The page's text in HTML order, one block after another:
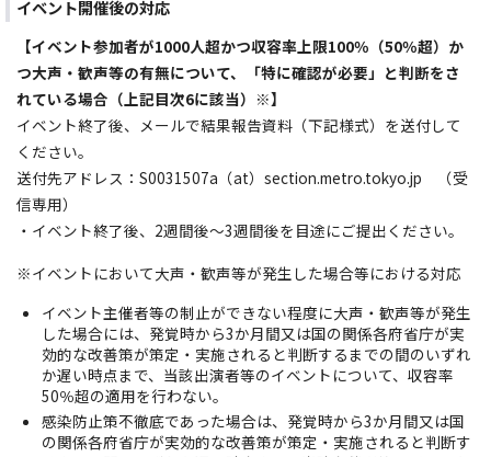
イベント開催後の対応
【イベント参加者が1000人超かつ収容率上限100％（50％超）か
つ大声・歓声等の有無について、「特に確認が必要」と判断をさ
れている場合（上記目次6に該当）※】
イベント終了後、メールで結果報告資料（下記様式）を送付して
ください。
送付先アドレス：S0031507a（at）section.metro.tokyo.jp （受
信専用）
・イベント終了後、2週間後～3週間後を目途にご提出ください。
※イベントにおいて大声・歓声等が発生した場合等における対応
イベント主催者等の制止ができない程度に大声・歓声等が発生
した場合には、発覚時から3か月間又は国の関係各府省庁が実
効的な改善策が策定・実施されると判断するまでの間のいずれ
か遅い時点まで、当該出演者等のイベントについて、収容率
50％超の適用を行わない。
感染防止策不徹底であった場合は、発覚時から3か月間又は国
の関係各府省庁が実効的な改善策が策定・実施されると判断す